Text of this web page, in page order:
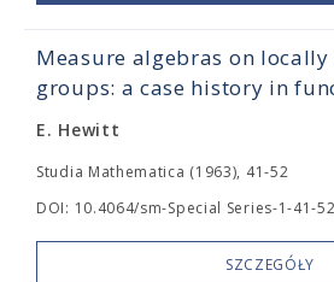
Measure algebras on
groups: a case history in
E. Hewitt
Studia Mathematica (1963), 41-52
DOI: 10.4064/sm-Special Series-1-41-52
SZCZEGÓŁY